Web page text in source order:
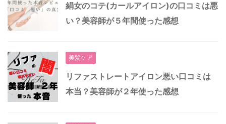
絹女のコテ(カールアイロン)の口コミは悪
い？美容師が５年間使った感想
美髪ケア
リファストレートアイロン悪い口コミは
本当？美容師が２年使った感想